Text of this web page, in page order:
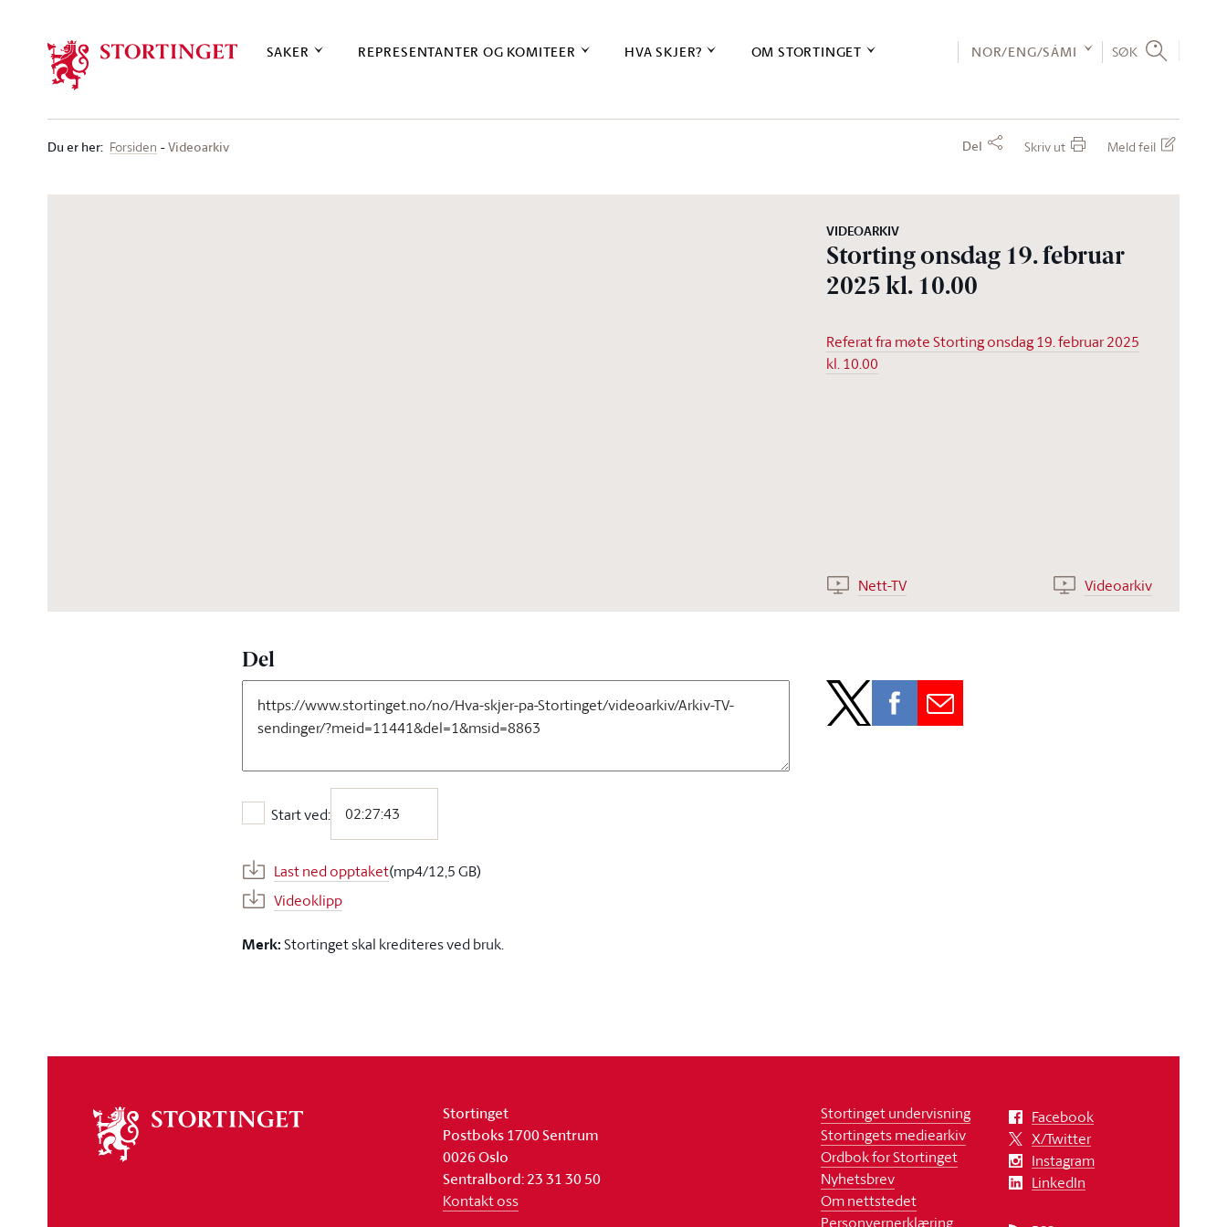
SAKER REPRESENTANTER OG KOMITEER HVA SKJER? OM STORTINGET NOR/ENG/SÁMI SØK
Du er her: Forsiden Videoarkiv Del Skriv ut Meld feil
VIDEOARKIV
Storting onsdag 19. februar
2025 kl. 10.00
Referat fra møte Storting onsdag 19. februar 2025
kl. 10.00
Nett-TV Videoarkiv
Del
Start ved:
Start ved:
Last ned opptaket(mp4/12,5 GB)
Videoklipp
Merk:Stortinget skal krediteres ved bruk.
stortinget
Stortinget
Postboks 1700 Sentrum
0026 Oslo
Sentralbord: 23 31 30 50
Kontakt oss
Stortinget undervisning
Stortingets mediearkiv
Ordbok for Stortinget
Nyhetsbrev
Om nettstedet
Personvernerklæring
Facebook
X/Twitter
Instagram
LinkedIn